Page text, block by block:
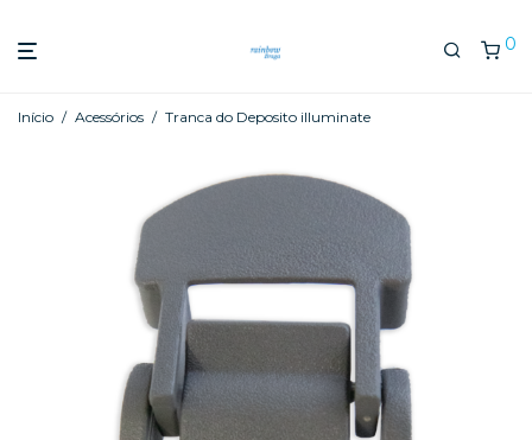
0
Início / Acessórios / Tranca do Deposito illuminate